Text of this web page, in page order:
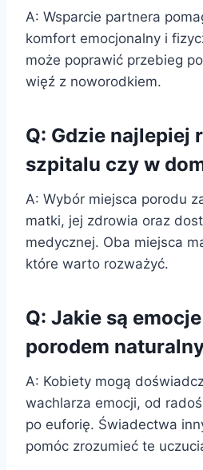
A: Wsparcie partnera
komfort emocjonalny i
może poprawić przebieg
więź z noworodkiem.
Q: Gdzie najlepiej
szpitalu czy w
A: Wybór miejsca porodu
matki, jej zdrowia oraz
medycznej. Oba miejsca
które warto rozważyć.
Q: Jakie są
porodem
A: Kobiety mogą
wachlarza emocji, od
po euforię. Świadectwa
pomóc zrozumieć te